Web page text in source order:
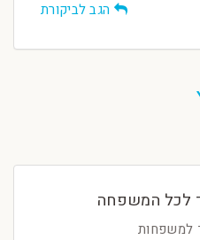
הגב לביקורת
לכל המשפחה
למשפחות